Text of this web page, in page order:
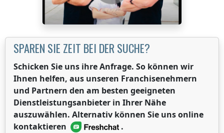
SPAREN SIE ZEIT BEI DER SUCHE?
Schicken Sie uns ihre Anfrage. So können wir
Ihnen helfen, aus unseren Franchisenehmern
und Partnern den am besten geeigneten
Dienstleistungsanbieter in Ihrer Nähe
auszuwählen. Alternativ können Sie uns online
kontaktieren
.